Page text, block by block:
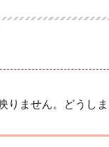
りません。どうし